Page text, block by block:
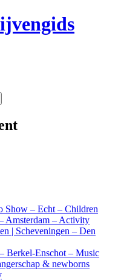
Show – Echt – Children
Amsterdam – Activity
| Scheveningen – Den
Berkel-Enschot – Music
& newborns